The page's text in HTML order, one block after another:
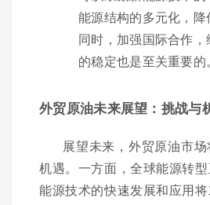
能源结构的多元化，降
同时，加强国际合作
的稳定也是至关重要的。
外贸原油未来展望：挑战与
展望未来，外贸原油市
机遇。一方面，全球能源转
能源技术的快速发展和应用